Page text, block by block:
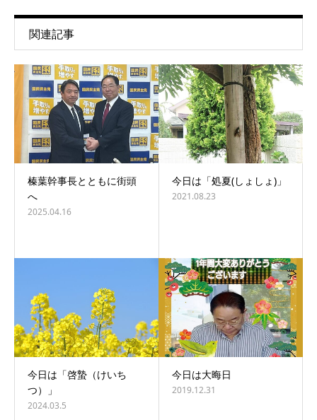
関連記事
榛葉幹事長とともに街頭
へ
2025.04.16
今日は「処夏(しょしょ)」
2021.08.23
今日は「啓蟄（けいち
つ）」
2024.03.5
今日は大晦日
2019.12.31